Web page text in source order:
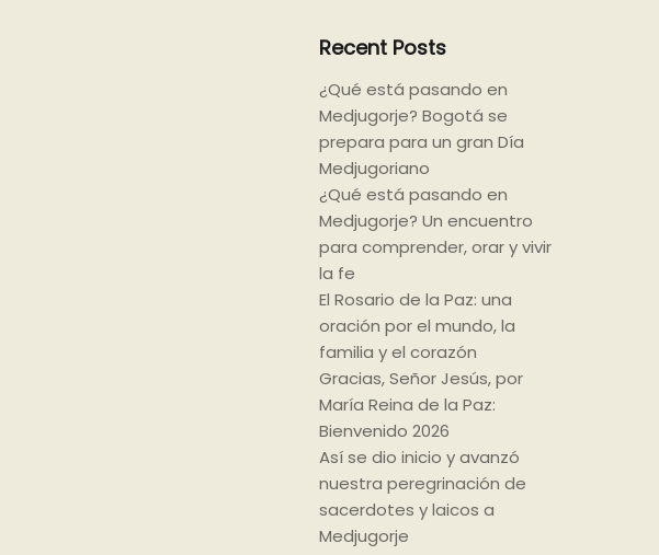
Recent Posts
¿Qué está pasando en
Medjugorje? Bogotá se
prepara para un gran Día
Medjugoriano
¿Qué está pasando en
Medjugorje? Un encuentro
para comprender, orar y vivir
la fe
El Rosario de la Paz: una
oración por el mundo, la
familia y el corazón
Gracias, Señor Jesús, por
María Reina de la Paz:
Bienvenido 2026
Así se dio inicio y avanzó
nuestra peregrinación de
sacerdotes y laicos a
Medjugorje